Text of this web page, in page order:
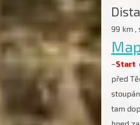
99 km ,
–Start
před
tam